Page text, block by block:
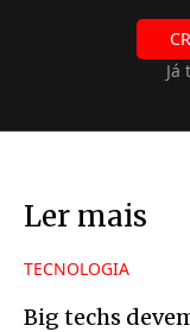
Já
Ler mais
TECNOLOGIA
Big techs